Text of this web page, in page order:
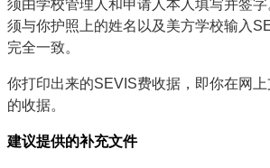
须由学校管理人和申请人本人填写并签
须与你护照上的姓名以及美方学校输入
完全一致。
你打印出来的SEVIS费收据，即你在网
的收据。
建议提供的补充文件